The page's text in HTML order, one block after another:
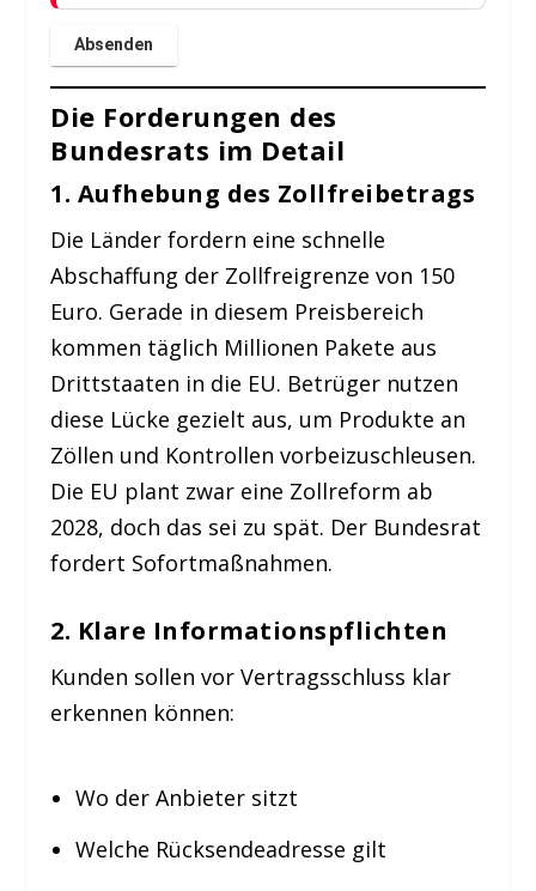
Die Forderungen des
Bundesrats im Detail
1. Aufhebung des Zollfreibetrags
Die Länder fordern eine schnelle
Abschaffung der Zollfreigrenze von 150
Euro. Gerade in diesem Preisbereich
kommen täglich Millionen Pakete aus
Drittstaaten in die EU. Betrüger nutzen
diese Lücke gezielt aus, um Produkte an
Zöllen und Kontrollen vorbeizuschleusen.
Die EU plant zwar eine Zollreform ab
2028, doch das sei zu spät. Der Bundesrat
fordert Sofortmaßnahmen.
2. Klare Informationspflichten
Kunden sollen vor Vertragsschluss klar
erkennen können:
Wo der Anbieter sitzt
Welche Rücksendeadresse gilt